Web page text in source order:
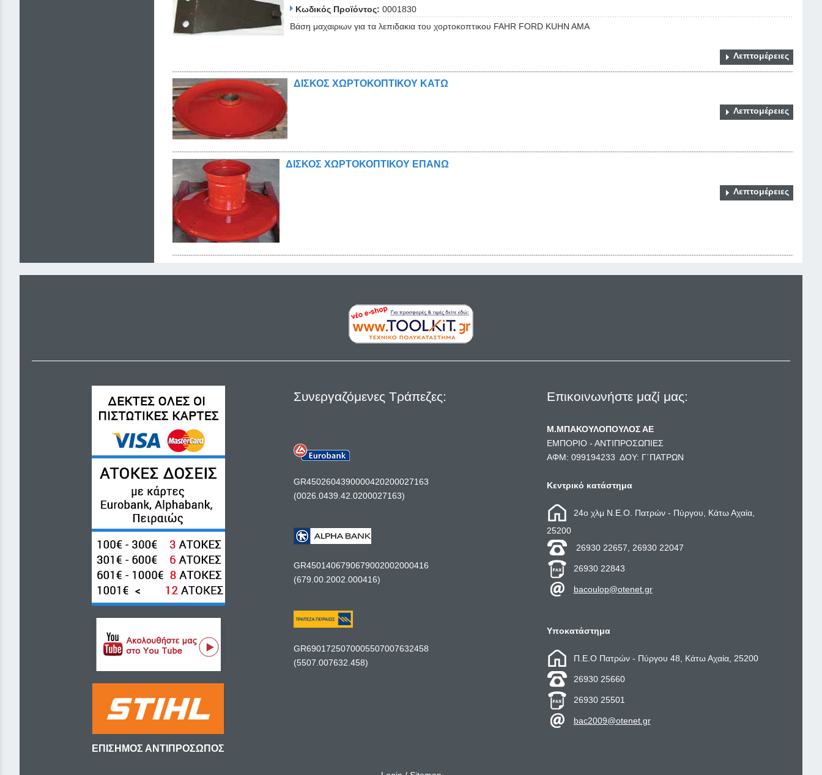
Κωδικός Προϊόντος: 0001830
Βάση μαχαιριων για τα λεπιδακια του χορτοκοπτικου FAHR FORD KUHN AMA
Λεπτομέρειες
ΔΙΣΚΟΣ ΧΩΡΤΟΚΟΠΤΙΚΟΥ ΚΑΤΩ
Λεπτομέρειες
ΔΙΣΚΟΣ ΧΩΡΤΟΚΟΠΤΙΚΟΥ ΕΠΑΝΩ
Λεπτομέρειες
ΕΠΙΣΗΜΟΣ ΑΝΤΙΠΡΟΣΩΠΟΣ
Συνεργαζόμενες Τράπεζες:
GR4502604390000420200027163
(0026.0439.42.0200027163)
GR4501406790679002002000416
(679.00.2002.000416)
GR6901725070005507007632458
(5507.007632.458)
Επικοινωνήστε μαζί μας:
Μ.ΜΠΑΚΟΥΛΟΠΟΥΛΟΣ ΑΕ
ΕΜΠΟΡΙΟ - ΑΝΤΙΠΡΟΣΩΠΙΕΣ
ΑΦΜ: 099194233 ΔΟΥ: Γ΄ΠΑΤΡΩΝ
Κεντρικό κατάστημα
24ο χλμ Ν.Ε.Ο. Πατρών - Πύργου, Κάτω Αχαία,
25200
26930 22657, 26930 22047
26930 22843
bacoulop@otenet.gr
Υποκατάστημα
Π.Ε.Ο Πατρών - Πύργου 48, Κάτω Αχαία, 25200
26930 25660
26930 25501
bac2009@otenet.gr